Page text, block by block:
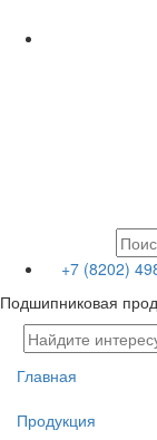
+7 (8202)
Подшипниковая
Главная
Продукция